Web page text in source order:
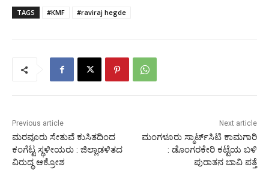
TAGS #KMF #raviraj hegde
Previous article
ಮರವೂರು ಸೇತುವೆ ಕುಸಿತದಿಂದ
ಕಂಗೆಟ್ಟ ಸ್ಥಳೀಯರು : ಜಿಲ್ಲಾಡಳಿತದ
ವಿರುದ್ಧ ಆಕ್ರೋಶ
Next article
ಮಂಗಳೂರು ಸ್ಮಾರ್ಟ್‍ಸಿಟಿ ಕಾಮಗಾರಿ
: ಡೊಂಗರಕೇರಿ ಕಟ್ಟೆಯ ಬಳಿ
ಪುರಾತನ ಬಾವಿ ಪತ್ತೆ